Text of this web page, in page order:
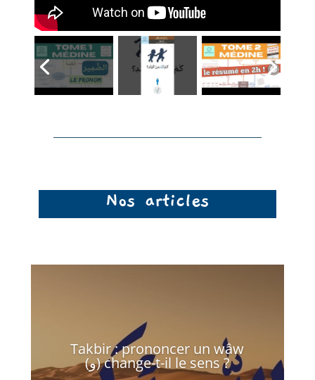
Nos articles
Takbir : prononcer un wâw
(و) change-t-il le sens ?